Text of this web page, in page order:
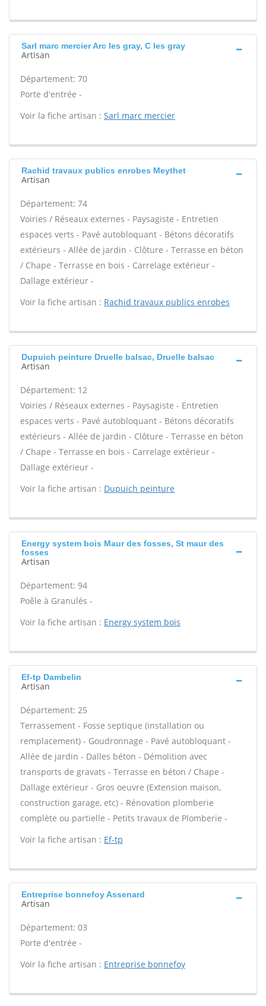
Sarl marc mercier Arc les gray, C les gray
Artisan
Département: 70
Porte d'entrée -
Voir la fiche artisan : Sarl marc mercier
Rachid travaux publics enrobes Meythet
Artisan
Département: 74
Voiries / Réseaux externes - Paysagiste - Entretien
espaces verts - Pavé autobloquant - Bétons décoratifs
extérieurs - Allée de jardin - Clôture - Terrasse en béton
/ Chape - Terrasse en bois - Carrelage extérieur -
Dallage extérieur -
Voir la fiche artisan : Rachid travaux publics enrobes
Dupuich peinture Druelle balsac, Druelle balsac
Artisan
Département: 12
Voiries / Réseaux externes - Paysagiste - Entretien
espaces verts - Pavé autobloquant - Bétons décoratifs
extérieurs - Allée de jardin - Clôture - Terrasse en béton
/ Chape - Terrasse en bois - Carrelage extérieur -
Dallage extérieur -
Voir la fiche artisan : Dupuich peinture
Energy system bois Maur des fosses, St maur des
fosses
Artisan
Département: 94
Poêle à Granulés -
Voir la fiche artisan : Energy system bois
Ef-tp Dambelin
Artisan
Département: 25
Terrassement - Fosse septique (installation ou
remplacement) - Goudronnage - Pavé autobloquant -
Allée de jardin - Dalles béton - Démolition avec
transports de gravats - Terrasse en béton / Chape -
Dallage extérieur - Gros oeuvre (Extension maison,
construction garage, etc) - Rénovation plomberie
complète ou partielle - Petits travaux de Plomberie -
Voir la fiche artisan : Ef-tp
Entreprise bonnefoy Assenard
Artisan
Département: 03
Porte d'entrée -
Voir la fiche artisan : Entreprise bonnefoy